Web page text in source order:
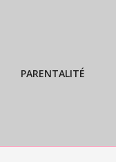
PARENTALITÉ